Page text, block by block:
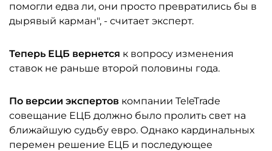
помогли едва ли, они просто превратились бы в
дырявый карман", - считает эксперт.
Теперь ЕЦБ вернется к вопросу изменения
ставок не раньше второй половины года.
По версии экспертов компании TeleTrade
совещание ЕЦБ должно было пролить свет на
ближайшую судьбу евро. Однако кардинальных
перемен решение ЕЦБ и последующее